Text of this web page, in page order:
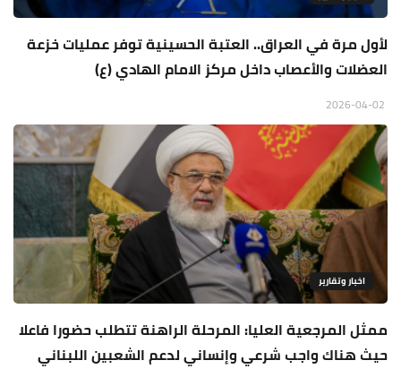
لأول مرة في العراق.. العتبة الحسينية توفر عمليات خزعة
العضلات والأعصاب داخل مركز الامام الهادي (ع)
اخبار وتقارير
ممثل المرجعية العليا: المرحلة الراهنة تتطلب حضورا فاعلا
حيث هناك واجب شرعي وإنساني لدعم الشعبين اللبناني